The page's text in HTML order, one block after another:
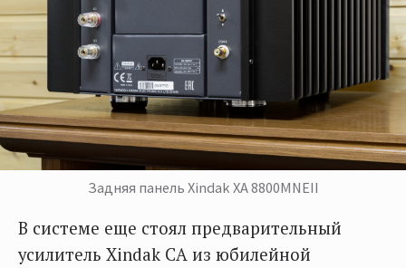
Задняя панель Xindak XA 8800MNEII
В системе еще стоял предварительный
усилитель Xindak CA из юбилейной